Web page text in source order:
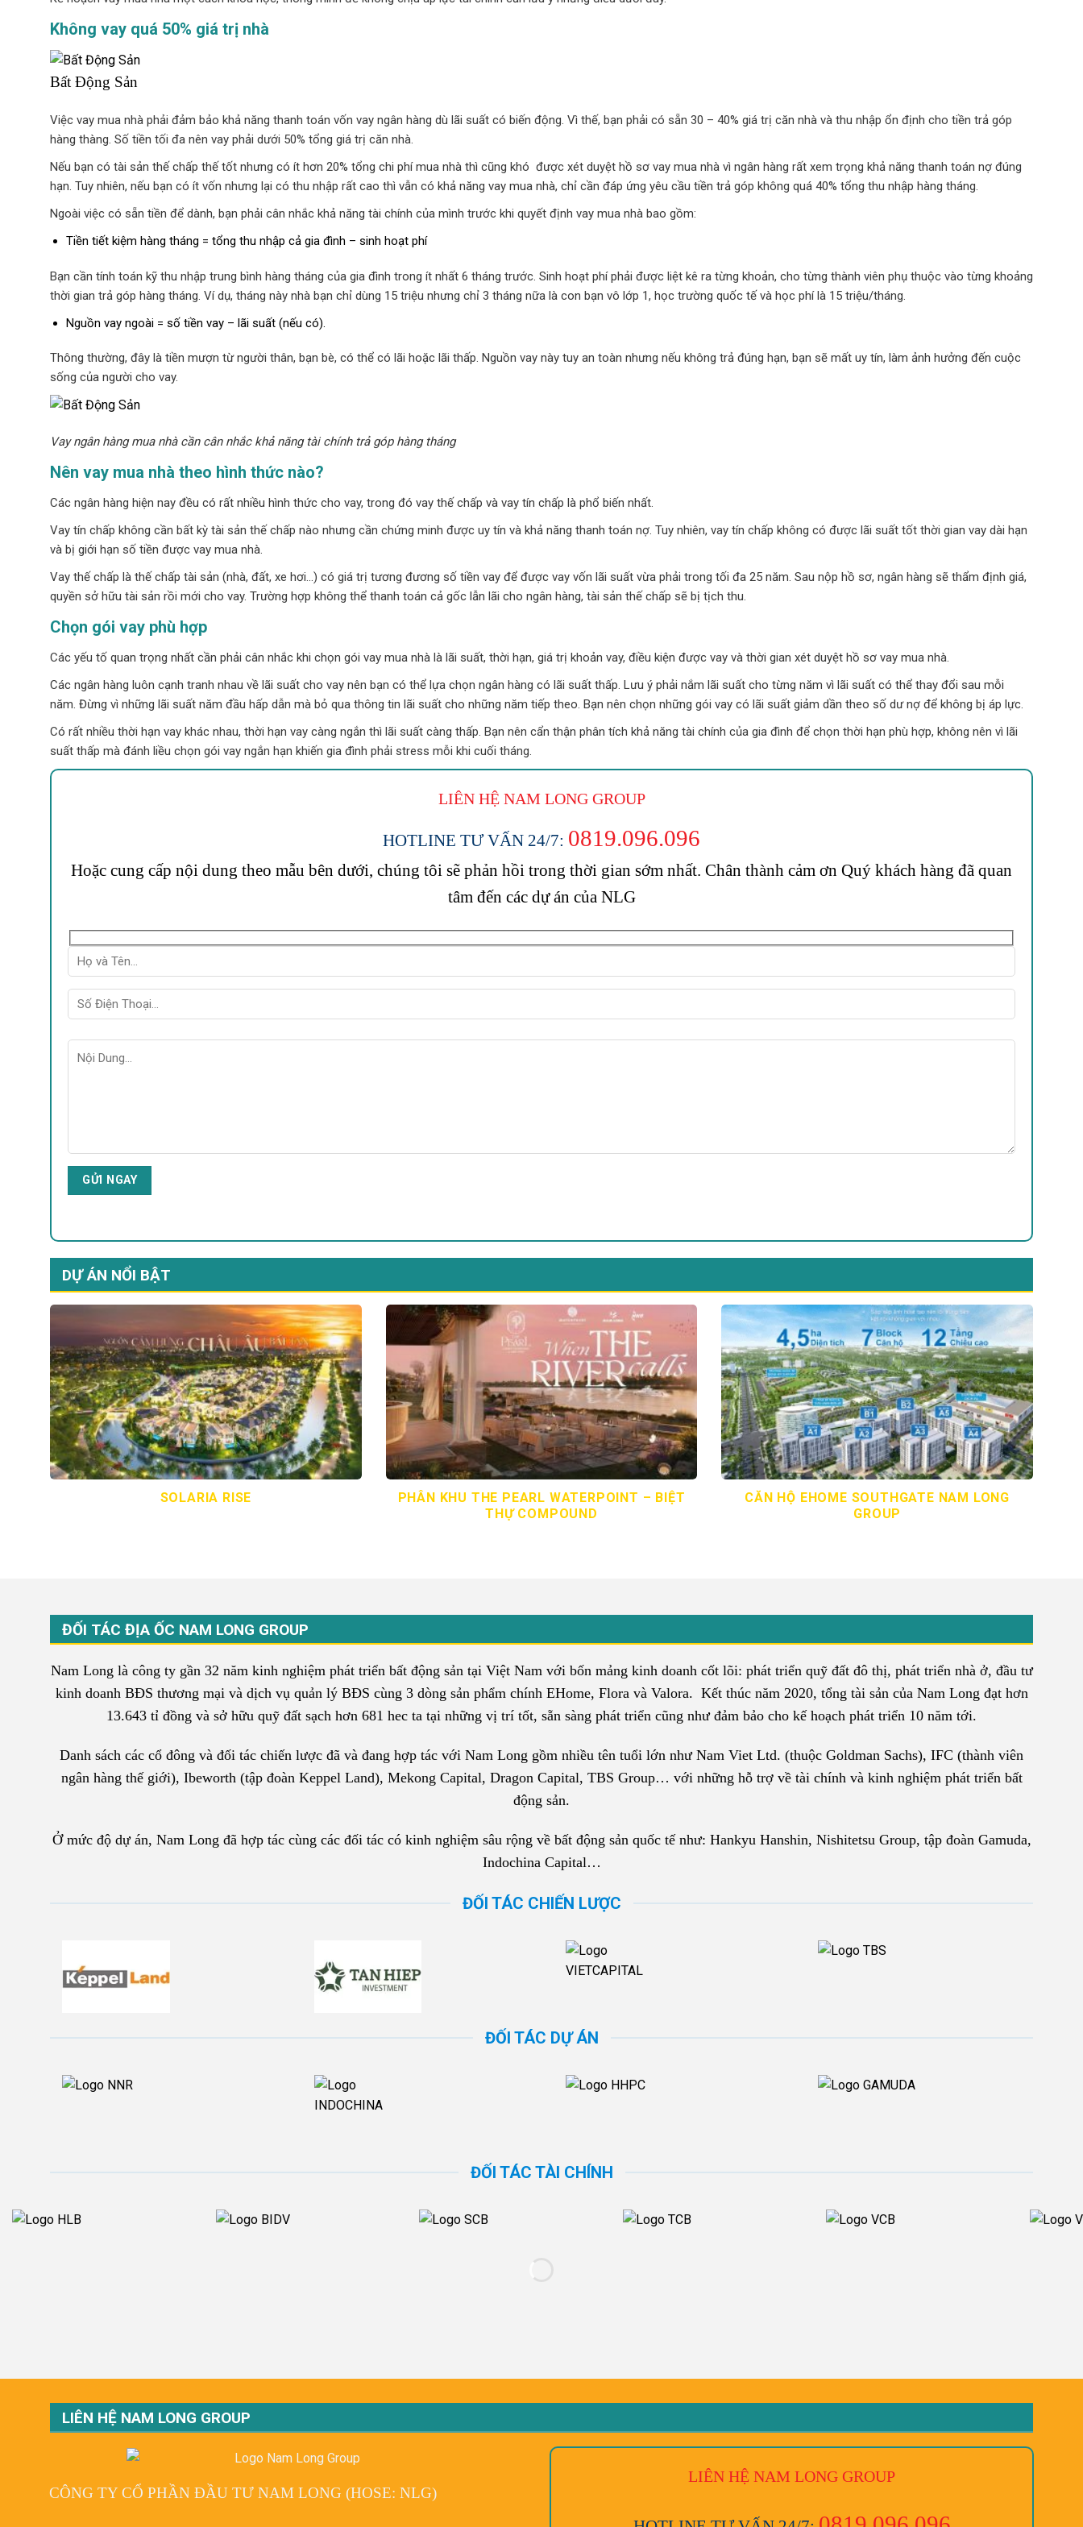
Không vay quá 50% giá trị nhà
Bất Động Sản
Việc vay mua nhà phải đảm bảo khả năng thanh toán vốn vay ngân hàng dù lãi suất có biến động. Vì thế, bạn phải có sẵn 30 – 40% giá trị căn nhà và thu nhập ổn định cho tiền trả góp
hàng thàng. Số tiền tối đa nên vay phải dưới 50% tổng giá trị căn nhà.
Nếu bạn có tài sản thế chấp thế tốt nhưng có ít hơn 20% tổng chi phí mua nhà thì cũng khó được xét duyệt hồ sơ vay mua nhà vì ngân hàng rất xem trọng khả năng thanh toán nợ đúng
hạn. Tuy nhiên, nếu bạn có ít vốn nhưng lại có thu nhập rất cao thì vẫn có khả năng vay mua nhà, chỉ cần đáp ứng yêu cầu tiền trả góp không quá 40% tổng thu nhập hàng tháng.
Ngoài việc có sẵn tiền để dành, bạn phải cân nhắc khả năng tài chính của mình trước khi quyết định vay mua nhà bao gồm:
Tiền tiết kiệm hàng tháng = tổng thu nhập cả gia đình – sinh hoạt phí
Bạn cần tính toán kỹ thu nhập trung bình hàng tháng của gia đình trong ít nhất 6 tháng trước. Sinh hoạt phí phải được liệt kê ra từng khoản, cho từng thành viên phụ thuộc vào từng khoảng
thời gian trả góp hàng tháng. Ví dụ, tháng này nhà bạn chỉ dùng 15 triệu nhưng chỉ 3 tháng nữa là con bạn vô lớp 1, học trường quốc tế và học phí là 15 triệu/tháng.
Nguồn vay ngoài = số tiền vay – lãi suất (nếu có).
Thông thường, đây là tiền mượn từ người thân, bạn bè, có thể có lãi hoặc lãi thấp. Nguồn vay này tuy an toàn nhưng nếu không trả đúng hạn, bạn sẽ mất uy tín, làm ảnh hưởng đến cuộc
sống của người cho vay.
Vay ngân hàng mua nhà cần cân nhắc khả năng tài chính trả góp hàng tháng
Nên vay mua nhà theo hình thức nào?
Các ngân hàng hiện nay đều có rất nhiều hình thức cho vay, trong đó vay thế chấp và vay tín chấp là phổ biến nhất.
Vay tín chấp không cần bất kỳ tài sản thế chấp nào nhưng cần chứng minh được uy tín và khả năng thanh toán nợ. Tuy nhiên, vay tín chấp không có được lãi suất tốt thời gian vay dài hạn
và bị giới hạn số tiền được vay mua nhà.
Vay thế chấp là thế chấp tài sản (nhà, đất, xe hơi…) có giá trị tương đương số tiền vay để được vay vốn lãi suất vừa phải trong tối đa 25 năm. Sau nộp hồ sơ, ngân hàng sẽ thẩm định giá,
quyền sở hữu tài sản rồi mới cho vay. Trường hợp không thể thanh toán cả gốc lẫn lãi cho ngân hàng, tài sản thế chấp sẽ bị tịch thu.
Chọn gói vay phù hợp
Các yếu tố quan trọng nhất cần phải cân nhắc khi chọn gói vay mua nhà là lãi suất, thời hạn, giá trị khoản vay, điều kiện được vay và thời gian xét duyệt hồ sơ vay mua nhà.
Các ngân hàng luôn cạnh tranh nhau về lãi suất cho vay nên bạn có thể lựa chọn ngân hàng có lãi suất thấp. Lưu ý phải nắm lãi suất cho từng năm vì lãi suất có thể thay đổi sau mỗi
năm. Đừng vì những lãi suất năm đầu hấp dẫn mà bỏ qua thông tin lãi suất cho những năm tiếp theo. Bạn nên chọn những gói vay có lãi suất giảm dần theo số dư nợ để không bị áp lực.
Có rất nhiều thời hạn vay khác nhau, thời hạn vay càng ngắn thì lãi suất càng thấp. Bạn nên cẩn thận phân tích khả năng tài chính của gia đình để chọn thời hạn phù hợp, không nên vì lãi
suất thấp mà đánh liều chọn gói vay ngắn hạn khiến gia đình phải stress mỗi khi cuối tháng.
LIÊN HỆ NAM LONGGROUP
HOTLINE TƯ VẤN 24/7: 0819.096.096
Hoặc cung cấp nội dung theo mẫu bên dưới, chúng tôi sẽ phản hồi trong thời gian sớm nhất. Chân thành cảm ơn Quý khách hàng đã quan
tâm đến các dự án của NLG
DỰ ÁN NỔI BẬT
SOLARIA RISE
PHÂN KHU THE PEARL WATERPOINT – BIỆT
THỰ COMPOUND
CĂN HỘ EHOME SOUTHGATE NAM LONG
GROUP
ĐỐI TÁC ĐỊA ỐC NAM LONG GROUP
Nam Long là công ty gần 32 năm kinh nghiệm phát triển bất động sản tại Việt Nam với bốn mảng kinh doanh cốt lõi: phát triển quỹ đất đô thị, phát triển nhà ở, đầu tư
kinh doanh BĐS thương mại và dịch vụ quản lý BĐS cùng 3 dòng sản phẩm chính EHome, Flora và Valora. Kết thúc năm 2020, tổng tài sản của Nam Long đạt hơn
13.643 tỉ đồng và sở hữu quỹ đất sạch hơn 681 hec ta tại những vị trí tốt, sẵn sàng phát triển cũng như đảm bảo cho kế hoạch phát triển 10 năm tới.
Danh sách các cổ đông và đối tác chiến lược đã và đang hợp tác với Nam Long gồm nhiều tên tuổi lớn như Nam Viet Ltd. (thuộc Goldman Sachs), IFC (thành viên
ngân hàng thế giới), Ibeworth (tập đoàn Keppel Land), Mekong Capital, Dragon Capital, TBS Group… với những hỗ trợ về tài chính và kinh nghiệm phát triển bất
động sản.
Ở mức độ dự án, Nam Long đã hợp tác cùng các đối tác có kinh nghiệm sâu rộng về bất động sản quốc tế như: Hankyu Hanshin, Nishitetsu Group, tập đoàn Gamuda,
Indochina Capital…
ĐỐI TÁC CHIẾN LƯỢC
ĐỐI TÁC DỰ ÁN
ĐỐI TÁC TÀI CHÍNH
LIÊN HỆ NAM LONG GROUP
CÔNG TY CỔ PHẦN ĐẦU TƯ NAM LONG (HOSE: NLG)
LIÊN HỆ NAM LONG GROUP